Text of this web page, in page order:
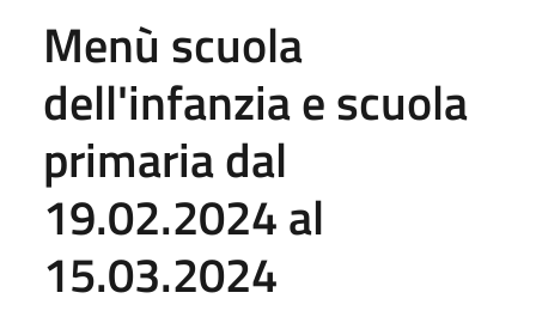
Menù scuola
dell'infanzia e scuola
primaria dal
19.02.2024 al
15.03.2024